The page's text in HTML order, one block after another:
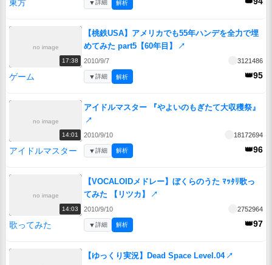
東方 ▼詳細 解析
no image
17:38
【桃鉄USA】アメリカでも55年ハンデを全力で埋
めてみた part5【60年目】
↗
2010/9/7 3121486
ゲーム 👑95
▼詳細 解析
no image
14:01
アイドルマスター 『やよいのもぎたて大収穫祭』
↗
2010/9/10 18172694
アイドルマスター 👑96
▼詳細 解析
no image
14:03
【VOCALOIDメドレー】ぼくらのうた ﾏｯﾀﾘ歌っ
てみた 【リツカ】
↗
2010/9/10 2752964
歌ってみた 👑97
▼詳細 解析
【ゆっくり実況】Dead Space Level.04 ↗